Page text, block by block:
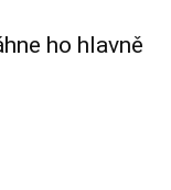
ho hlavně